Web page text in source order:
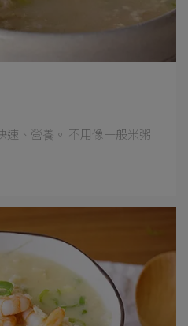
速、營養。 不用像一般米粥